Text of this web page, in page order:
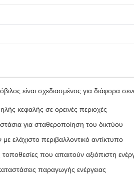
είναι σχεδιασμένος για διάφορα
κεφαλής σε ορεινές περιοχές
για σταθεροποίηση του δικτύου
ελάχιστο περιβαλλοντικό αντίκτυπο
που απαιτούν αξιόπιστη
παραγωγής ενέργειας